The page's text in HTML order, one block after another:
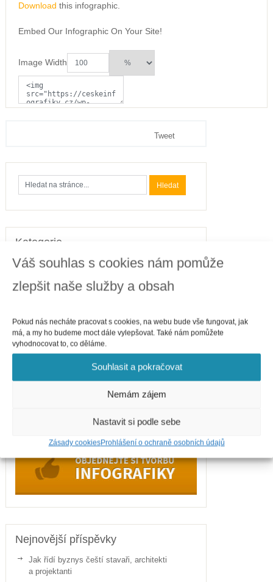
Váš souhlas s cookies nám pomůže
zlepšit naše služby a obsah
Pokud nás necháte pracovat s cookies, na webu bude vše fungovat, jak
má, a my ho budeme moct dále vylepšovat. Také nám pomůžete
vyhodnocovat to, co děláme.
Souhlasit a pokračovat
Nemám zájem
Nastavit si podle sebe
Zásady cookiesProhlášení o ochraně osobních údajů
Download this infographic.
Embed Our Infographic On Your Site!
Image Width
Tweet
Kategorie
Business
Cestování
Finance
Internet
Telefony
Nejnovější příspěvky
Jak řídí byznys čeští stavaři, architekti
a projektanti